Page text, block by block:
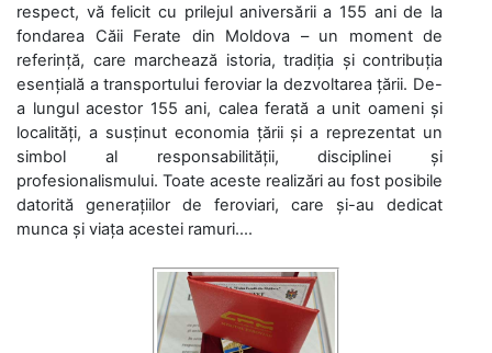
respect, vă felicit cu prilejul aniversării a 155 ani de la
fondarea Căii Ferate din Moldova – un moment de
referință, care marchează istoria, tradiția și contribuția
esențială a transportului feroviar la dezvoltarea țării. De-
a lungul acestor 155 ani, calea ferată a unit oameni și
localități, a susținut economia țării și a reprezentat un
simbol al responsabilității, disciplinei și
profesionalismului. Toate aceste realizări au fost posibile
datorită generațiilor de feroviari, care și-au dedicat
munca și viața acestei ramuri....